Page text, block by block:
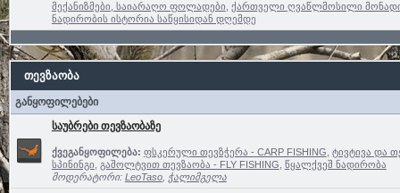
მექანიზმები, საიარაღო ფოლადები ქართველი ღვაწლმოსილი
ნადირობის ისტორია საწყისიდან დღემდე
თევზაობა
განყოფილებები
საუბრები თევზაობაზე
ქვეგანყოფილება: ფსკერული თევზჭერა - CARP FISHING ტივტივა და
სპინინგი გაშოლტვით თევზაობა - FLY FISHING წყალქვეშ ნადირობა
მოდერატორი: LeoTaso, ჭალიმგელა